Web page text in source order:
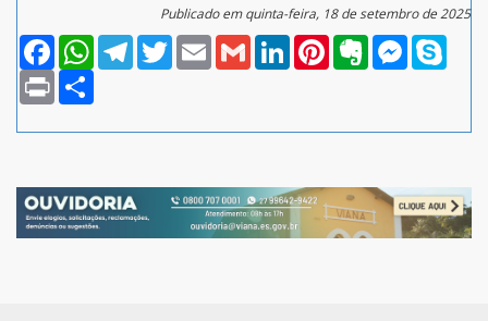
Publicado em quinta-feira, 18 de setembro de 2025
FacebookWhatsAppTelegramTwitterEmail Gmail LinkedInPinterestEvernoteMessenger
Print